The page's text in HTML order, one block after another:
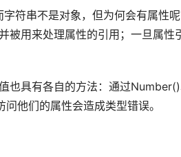
符串不是对象，但为何会有属性
被用来处理属性的引用；一旦属
也具有各自的方法：通过
他们的属性会造成类型错误。